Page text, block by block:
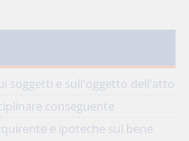
soggetti e sull'oggetto dell'atto
conseguente
e ipoteche sul bene